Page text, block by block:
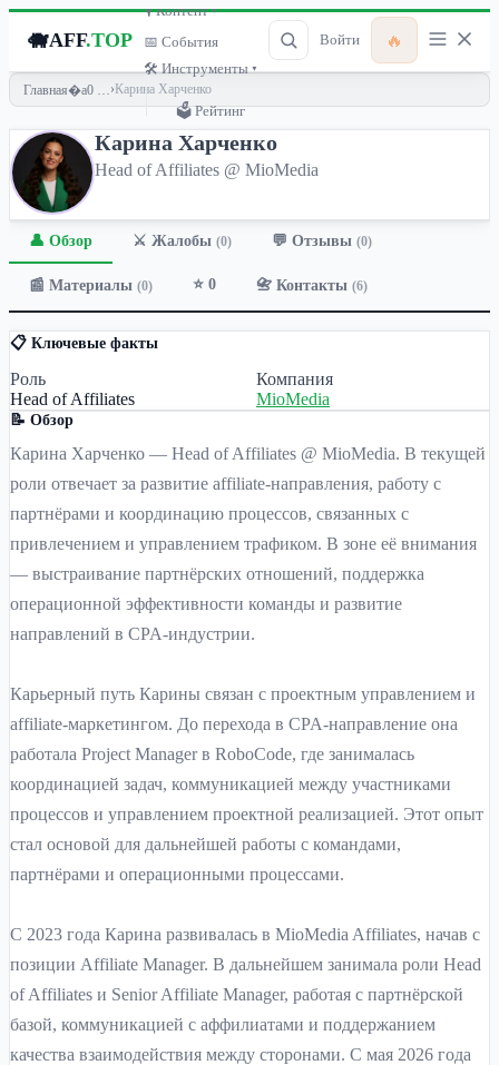
🐗AFF.TOP
🎙 Контент ▾
📅 События
🛠 Инструменты ▾
🗳 Рейтинг
Войти 🔥
Главная › Карина Харченко
Карина Харченко
Head of Affiliates @ MioMedia
👤 Обзор ⚔️ Жалобы (0) 💬 Отзывы (0)
📰 Материалы (0) ⭐ 0 📇 Контакты (6)
📋 Ключевые факты
Роль
Head of Affiliates
Компания
MioMedia
📝 Обзор
Карина Харченко — Head of Affiliates @ MioMedia. В текущей
роли отвечает за развитие affiliate-направления, работу с
партнёрами и координацию процессов, связанных с
привлечением и управлением трафиком. В зоне её внимания
— выстраивание партнёрских отношений, поддержка
операционной эффективности команды и развитие
направлений в CPA-индустрии.
Карьерный путь Карины связан с проектным управлением и
affiliate-маркетингом. До перехода в CPA-направление она
работала Project Manager в RoboCode, где занималась
координацией задач, коммуникацией между участниками
процессов и управлением проектной реализацией. Этот опыт
стал основой для дальнейшей работы с командами,
партнёрами и операционными процессами.
С 2023 года Карина развивалась в MioMedia Affiliates, начав с
позиции Affiliate Manager. В дальнейшем занимала роли Head
of Affiliates и Senior Affiliate Manager, работая с партнёрской
базой, коммуникацией с аффилиатами и поддержанием
качества взаимодействия между сторонами. С мая 2026 года